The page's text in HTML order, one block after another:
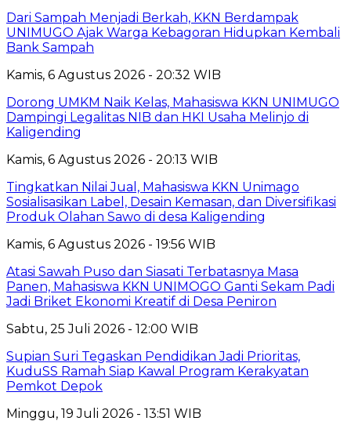
Dari Sampah Menjadi Berkah, KKN Berdampak
UNIMUGO Ajak Warga Kebagoran Hidupkan Kembali
Bank Sampah
Kamis, 6 Agustus 2026 - 20:32 WIB
Dorong UMKM Naik Kelas, Mahasiswa KKN UNIMUGO
Dampingi Legalitas NIB dan HKI Usaha Melinjo di
Kaligending
Kamis, 6 Agustus 2026 - 20:13 WIB
Tingkatkan Nilai Jual, Mahasiswa KKN Unimago
Sosialisasikan Label, Desain Kemasan, dan Diversifikasi
Produk Olahan Sawo di desa Kaligending
Kamis, 6 Agustus 2026 - 19:56 WIB
Atasi Sawah Puso dan Siasati Terbatasnya Masa
Panen, Mahasiswa KKN UNIMOGO Ganti Sekam Padi
Jadi Briket Ekonomi Kreatif di Desa Peniron
Sabtu, 25 Juli 2026 - 12:00 WIB
Supian Suri Tegaskan Pendidikan Jadi Prioritas,
KuduSS Ramah Siap Kawal Program Kerakyatan
Pemkot Depok
Minggu, 19 Juli 2026 - 13:51 WIB